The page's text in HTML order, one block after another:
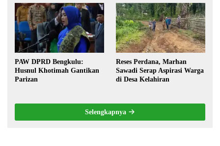
Pilkada oleh DPRD
PAW DPRD Bengkulu:
Husnul Khotimah Gantikan
Parizan
Reses Perdana, Marhan
Sawadi Serap Aspirasi Warga
di Desa Kelahiran
Selengkapnya